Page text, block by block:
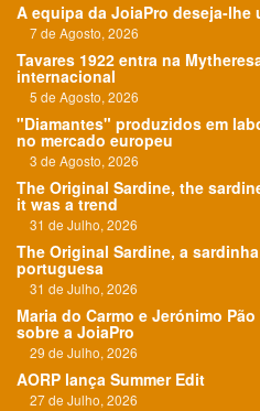
A equipa da JoiaPro deseja-lhe
7 de Agosto, 2026
Tavares 1922 entra na
internacional
5 de Agosto, 2026
"Diamantes" produzidos em
no mercado europeu
3 de Agosto, 2026
The Original Sardine, the
it was a trend
31 de Julho, 2026
The Original Sardine, a
portuguesa
31 de Julho, 2026
Maria do Carmo e Jerónimo
sobre a JoiaPro
29 de Julho, 2026
AORP lança Summer Edit
27 de Julho, 2026